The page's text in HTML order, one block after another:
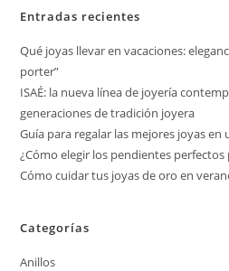
Entradas recientes
Qué joyas llevar en vacaciones:
porter”
ISAÉ: la nueva línea de joyería
generaciones de tradición joyera
Guía para regalar las mejores joyas en
¿Cómo elegir los pendientes perfectos
Cómo cuidar tus joyas de oro en
Categorías
Anillos